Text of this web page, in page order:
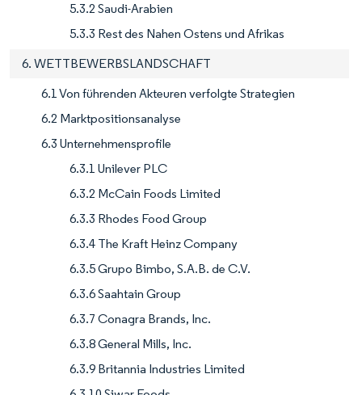
5.3.2 Saudi-Arabien
5.3.3 Rest des Nahen Ostens und Afrikas
6. WETTBEWERBSLANDSCHAFT
6.1 Von führenden Akteuren verfolgte Strategien
6.2 Marktpositionsanalyse
6.3 Unternehmensprofile
6.3.1 Unilever PLC
6.3.2 McCain Foods Limited
6.3.3 Rhodes Food Group
6.3.4 The Kraft Heinz Company
6.3.5 Grupo Bimbo, S.A.B. de C.V.
6.3.6 Saahtain Group
6.3.7 Conagra Brands, Inc.
6.3.8 General Mills, Inc.
6.3.9 Britannia Industries Limited